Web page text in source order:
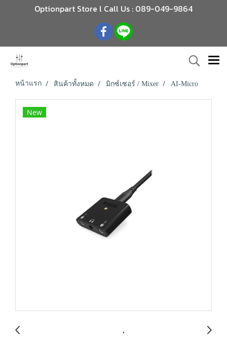
Optionpart Store l Call Us : 089-049-9864
หน้าแรก สินค้าทั้งหมด มิกซ์เซอร์ / Mixer AI-Micro
New